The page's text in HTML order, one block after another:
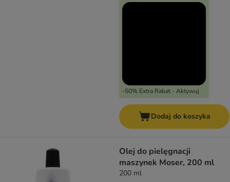
-50% Extra Rabat - Aktywuj
Dodaj do koszyka
Olej do pielęgnacji
maszynek Moser, 200 ml
200 ml